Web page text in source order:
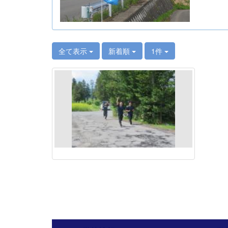
全て表示 新着順 1件